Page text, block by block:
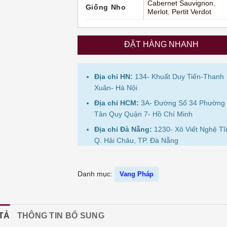
Giống Nho
Cabernet Sauvignon
Merlot, Pertit Verdot
ĐẶT HÀNG NHANH
Địa chỉ HN: 134- Khuất Duy Tiến-Thanh
Xuân- Hà Nội
Địa chỉ HCM: 3A- Đường Số 34 Phường
Tân Quy Quận 7- Hồ Chí Minh
Địa chỉ Đà Nẵng: 1230- Xô Viết Nghệ
Q. Hải Châu, TP. Đà Nẵng
Danh mục: Vang Pháp
THÔNG TIN BỔ SUNG